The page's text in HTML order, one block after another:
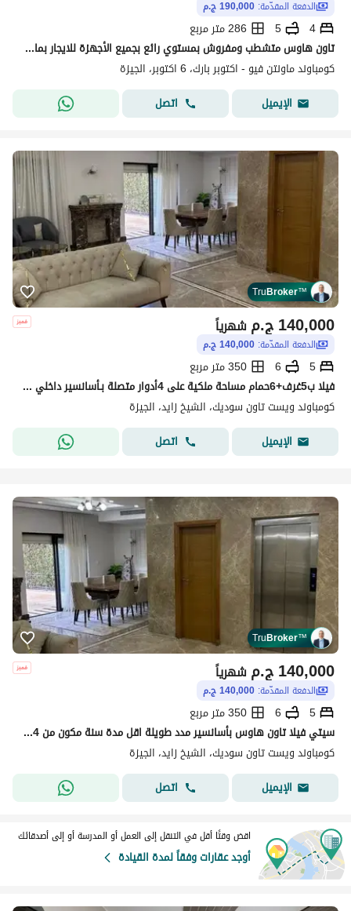
الدفعة المقدّمة: 190,000 ج.م
4
5
286 متر مربع
تاون هاوس متشطب ومفروش بمستوي رائع بجميع الأجهزة للايجار بماونتن فيو اكتوبر بارك 6 أكتوبر Townhouse for rent in Mountain view October park
كومباوند ماونتن فيو - اكتوبر بارك، 6 اكتوبر، الجيزة
الإيميل
اتصل
TruBroker™
ج.م140,000 شهرياً
الدفعة المقدّمة: 140,000 ج.م
5
6
350 متر مربع
فيلا ب5غرف+6حمام مساحة ملكية على 4أدوار متصلة بـأسانسير داخلي للإيجار المفروش كمبوند (Westown - SODIC) مدينة الشيخ زايد
كومباوند ويست تاون سوديك، الشيخ زايد، الجيزة
الإيميل
اتصل
TruBroker™
ج.م140,000 شهرياً
الدفعة المقدّمة: 140,000 ج.م
5
6
350 متر مربع
سيتي فيلا تاون هاوس بأسانسير مدد طويلة اقل مدة سنة مكون من 4 ادوار للإيجار المفروش في كمبوند ويست تاون - سوديك - مدينة الشيخ زايد
كومباوند ويست تاون سوديك، الشيخ زايد، الجيزة
الإيميل
اتصل
اقض وقتًا أقل في التنقل إلى العمل أو المدرسة أو إلى أصدقائك
أوجد عقارات وفقاً لمدة القيادة